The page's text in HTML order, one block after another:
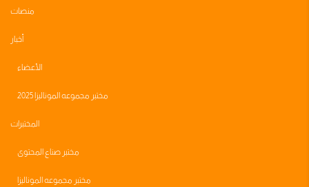
منصات
أخبار
الأعضاء
مختبر مجموعه الموناليزا 2025
المختبرات
مختبر صناع المحتوى
مختبر مجموعه الموناليزا